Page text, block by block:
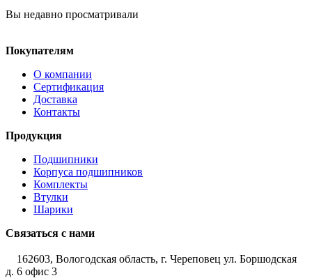
Вы недавно просматривали
Покупателям
О компании
Сертификация
Доставка
Контакты
Продукция
Подшипники
Корпуса подшипников
Комплекты
Втулки
Шарики
Связаться с нами
162603, Вологодская область, г. Череповец ул. Боршодская
д. 6 офис 3